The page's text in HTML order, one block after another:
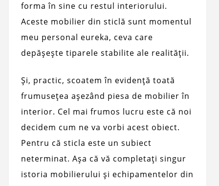
forma în sine cu restul interiorului.
Aceste mobilier din sticlă sunt momentul
meu personal eureka, ceva care
depășește tiparele stabilite ale realității.
Și, practic, scoatem în evidență toată
frumusețea așezând piesa de mobilier în
interior. Cel mai frumos lucru este că noi
decidem cum ne va vorbi acest obiect.
Pentru că sticla este un subiect
neterminat. Așa că vă completați singur
istoria mobilierului și echipamentelor din